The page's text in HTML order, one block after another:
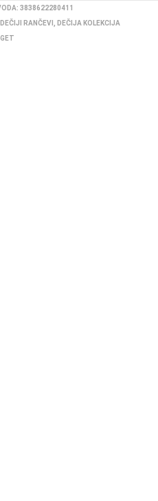
3838622280411
DEČIJI RANČEVI
DEČIJA KOLEKCIJA